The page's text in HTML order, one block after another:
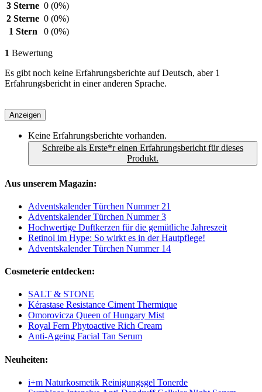
3 Sterne 0 (0%)
2 Sterne 0 (0%)
1 Stern
0 (0%)
1 Bewertung
Es gibt noch keine Erfahrungsberichte auf Deutsch, aber 1
Erfahrungsbericht in einer anderen Sprache.
Anzeigen
Keine Erfahrungsberichte vorhanden.
Schreibe als Erste*r einen Erfahrungsbericht für dieses
Produkt.
Aus unserem Magazin:
Adventskalender Türchen Nummer 21
Adventskalender Türchen Nummer 3
Hochwertige Duftkerzen für die gemütliche Jahreszeit
Retinol im Hype: So wirkt es in der Hautpflege!
Adventskalender Türchen Nummer 14
Cosmeterie entdecken:
SALT & STONE
Kérastase Resistance Ciment Thermique
Omorovicza Queen of Hungary Mist
Royal Fern Phytoactive Rich Cream
Anti-Ageing Facial Tan Serum
Neuheiten:
i+m Naturkosmetik Reinigungsgel Tonerde